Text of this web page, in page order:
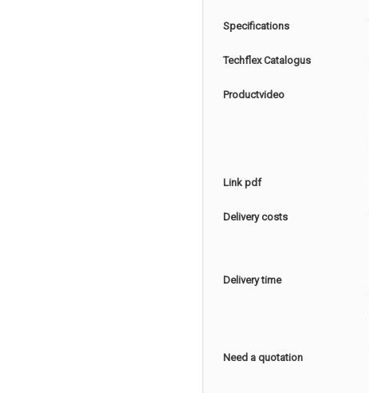
Specifications
Techflex Catalogus
Productvideo
Link pdf
Delivery costs
Delivery time
Need a quotation